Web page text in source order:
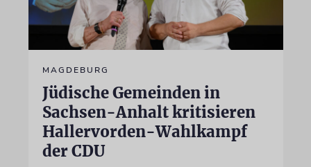
MAGDEBURG
Jüdische Gemeinden in
Sachsen-Anhalt kritisieren
Hallervorden-Wahlkampf
der CDU